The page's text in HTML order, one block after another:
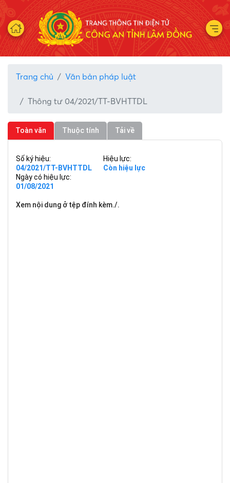
Trang chủ Văn bản pháp luật
Thông tư 04/2021/TT-BVHTTDL
Toàn văn Thuộc tính Tải về
Số ký hiệu:
04/2021/TT-BVHTTDL
Hiệu lực:
Còn hiệu lực
Ngày có hiệu lực:
01/08/2021
Xem nội dung ở tệp đính kèm./.